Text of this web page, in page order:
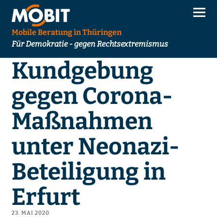
Mobile Beratung in Thüringen
Für Demokratie - gegen Rechtsextremismus
Kundgebung
gegen Corona-
Maßnahmen
unter Neonazi-
Beteiligung in
Erfurt
23. MAI 2020